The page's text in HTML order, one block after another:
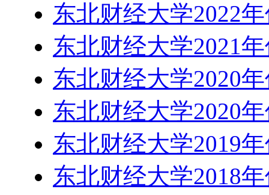
东北财经大学2022
东北财经大学2021
东北财经大学2020
东北财经大学2020
东北财经大学2019
东北财经大学2018